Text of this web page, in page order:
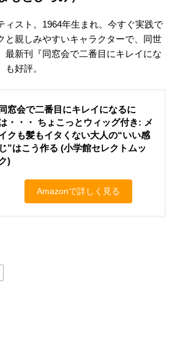
ィスト。1964年生まれ。今すぐ実践で
と親しみやすいキャラクターで、同世
最新刊『同窓会で二番目にキレイにな
好評。
同窓会で二番目にキレイになるに
・・・ ちょこっとウィッグ付き: メ
クも髪もイタくない大人の“いい感
じ”はこう作る (小学館セレクトムッ
)
Amazonで詳しく見る